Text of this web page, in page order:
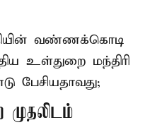
வண்ணக்கொடி
உள்துறை மந்திரி
பேசியதாவது;
முதலிடம்